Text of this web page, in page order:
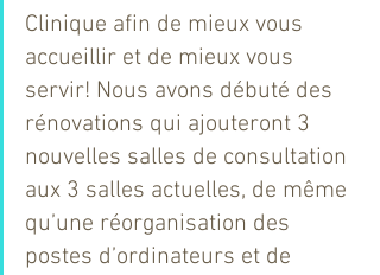
Clinique afin de mieux vous
accueillir et de mieux vous
servir! Nous avons débuté des
rénovations qui ajouteront 3
nouvelles salles de consultation
aux 3 salles actuelles, de même
qu’une réorganisation des
postes d’ordinateurs et de